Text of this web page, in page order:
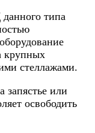
типа
крупных
стеллажами.
или
освободить